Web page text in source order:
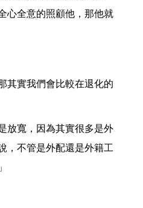
心全意的照顧他，那他就
其實我們會比較在退化的
放寬，因為其實很多是外
，不管是外配還是外籍工